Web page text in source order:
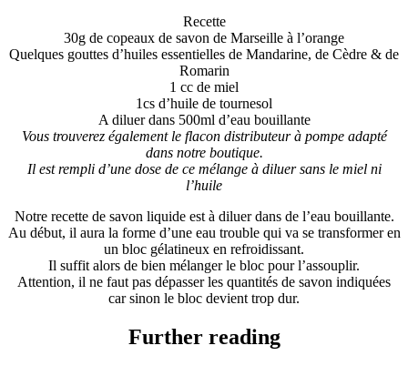
Recette
30g de copeaux de savon de Marseille à l’orange
Quelques gouttes d’huiles essentielles de Mandarine, de Cèdre & de
Romarin
1 cc de miel
1cs d’huile de tournesol
A diluer dans 500ml d’eau bouillante
Vous trouverez également le flacon distributeur à pompe adapté
dans notre boutique.
Il est rempli d’une dose de ce mélange à diluer sans le miel ni
l’huile
Notre recette de savon liquide est à diluer dans de l’eau bouillante.
Au début, il aura la forme d’une eau trouble qui va se transformer en
un bloc gélatineux en refroidissant.
Il suffit alors de bien mélanger le bloc pour l’assouplir.
Attention, il ne faut pas dépasser les quantités de savon indiquées
car sinon le bloc devient trop dur.
Further reading